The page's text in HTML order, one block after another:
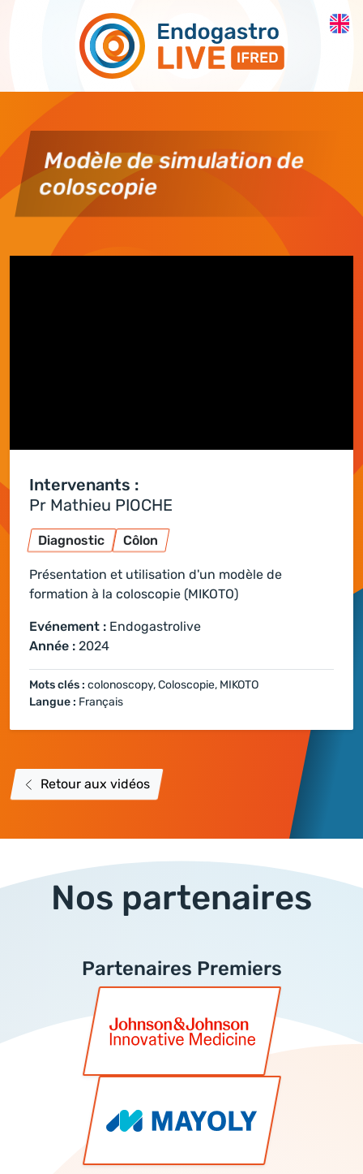
Modèle de simulation de
coloscopie
Intervenants :
Pr Mathieu PIOCHE
Diagnostic Côlon
Présentation et utilisation d'un modèle de
formation à la coloscopie (MIKOTO)
Evénement : Endogastrolive
Année : 2024
Mots clés : colonoscopy, Coloscopie, MIKOTO
Langue : Français
Retour aux vidéos
Nos partenaires
Partenaires Premiers